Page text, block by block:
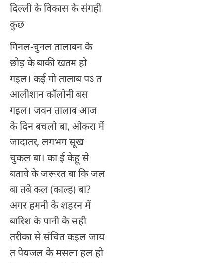
दिल्ली के विकास के संगही
कुछ
गिनल-चुनल तालाबन के
छोड़ के बाकी खतम हो
गइल। कई गो तालाब पऽ त
आलीशान कॉलोनी बस
गइल। जवन तालाब आज
के दिन बचलो बा, ओकरा में
जादातर, लगभग सूख
चुकल बा। का ई केहू से
बतावे के जरूरत बा कि जल
बा तबे कल (काल्ह) बा?
अगर हमनी के शहरन में
बारिश के पानी के सही
तरीका से संचित कइल जाय
त पेयजल के मसला हल हो